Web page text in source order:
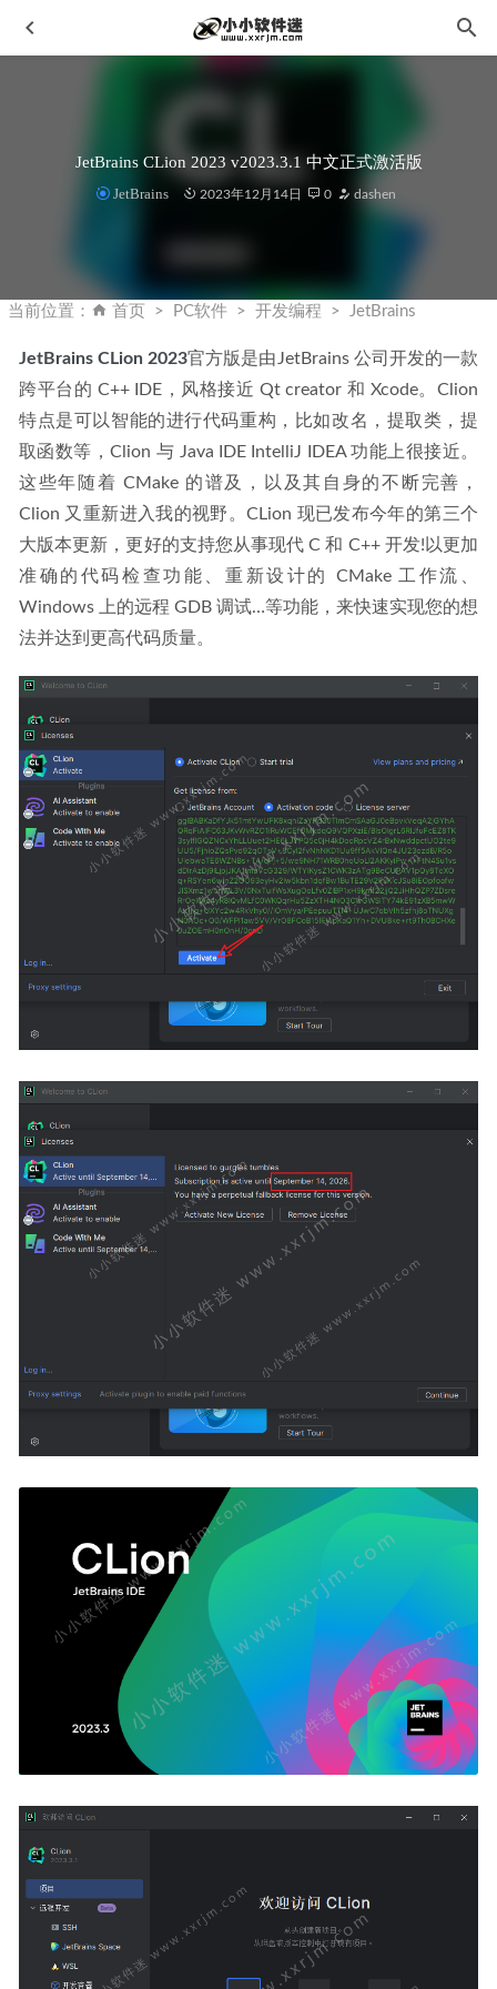
JetBrains CLion 2023 v2023.3.1 中文正式激活版
JetBrains 2023年12月14日 0 dashen
当前位置： 首页 PC软件 开发编程 JetBrains
JetBrains CLion 2023官方版是由JetBrains 公司开发的一款
跨平台的 C++ IDE，风格接近 Qt creator 和 Xcode。Clion
特点是可以智能的进行代码重构，比如改名，提取类，提
取函数等，Clion 与 Java IDE IntelliJ IDEA 功能上很接近。
这些年随着 CMake 的谱及，以及其自身的不断完善，
Clion 又重新进入我的视野。CLion 现已发布今年的第三个
大版本更新，更好的支持您从事现代 C 和 C++ 开发!以更加
准确的代码检查功能、重新设计的 CMake 工作流、
Windows 上的远程 GDB 调试…等功能，来快速实现您的想
法并达到更高代码质量。
腾讯TIM电脑版 v3.0.0.21315 绿色特别精简版 2020-04-05
VideoStudio Ultimate 2023 2024-01-16
GoodSync 12.1.6.6中文破解版-数据同步备份软件 2023-02-
11
Proteus8.0完美破解汉化版下载地址和安装教程 2020-02-06